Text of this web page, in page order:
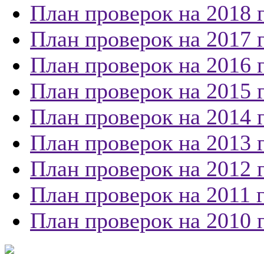
План проверок на 2018
План проверок на 2017
План проверок на 2016
План проверок на 2015
План проверок на 2014
План проверок на 2013
План проверок на 2012
План проверок на 2011
План проверок на 2010